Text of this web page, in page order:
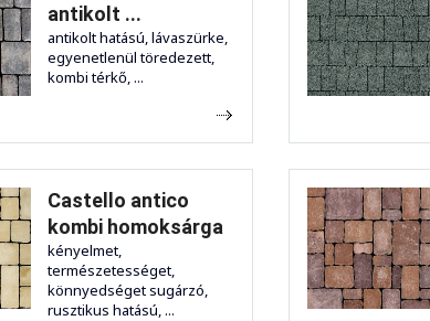
antikolt ...
antikolt hatású, lávaszürke,
egyenetlenül töredezett,
kombi térkő, ...
Castello antico
kombi homoksárga
kényelmet,
természetességet,
könnyedséget sugárzó,
rusztikus hatású, ...